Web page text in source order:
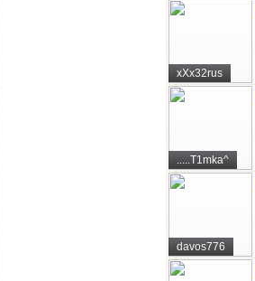
xXx32rus
.....T1mka^
davos776